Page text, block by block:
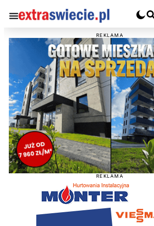
REKLAMA
REKLAMA